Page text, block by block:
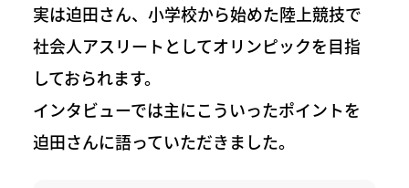
実は迫田さん、小学校から始めた陸上競技で
社会人アスリートとしてオリンピックを目指
しておられます。
インタビューでは主にこういったポイントを
迫田さんに語っていただきました。